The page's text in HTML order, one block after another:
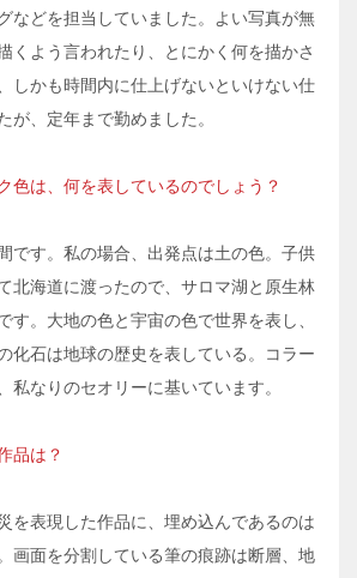
などを担当していました。よい写真が無
くよう言われたり、とにかく何を描かさ
しかも時間内に仕上げないといけない仕
が、定年まで勤めました。
色は、何を表しているのでしょう？
です。私の場合、出発点は土の色。子供
北海道に渡ったので、サロマ湖と原生林
す。大地の色と宇宙の色で世界を表し、
化石は地球の歴史を表している。コラー
私なりのセオリーに基いています。
品は？
を表現した作品に、埋め込んであるのは
画面を分割している筆の痕跡は断層、地